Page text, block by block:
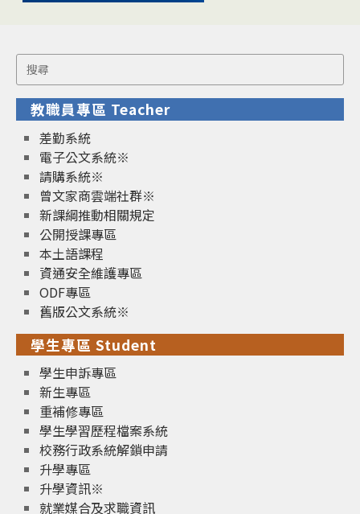
Search
for:
教職員專區 Teacher
差勤系統
電子公文系統※
請購系統※
曾文家商雲端社群※
新課綱推動相關規定
公開授課專區
本土語課程
資通安全維護專區
ODF專區
舊版公文系統※
學生專區 Student
學生申訴專區
新生專區
重補修專區
學生學習歷程檔案系統
校務行政系統解鎖申請
升學專區
升學資訊※
就業媒合及求職資訊